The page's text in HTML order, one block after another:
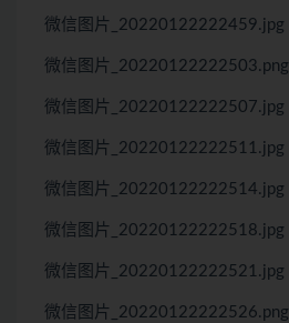
微信图片_20220122222459.jpg
微信图片_20220122222503.png
微信图片_20220122222507.jpg
微信图片_20220122222511.jpg
微信图片_20220122222514.jpg
微信图片_20220122222518.jpg
微信图片_20220122222521.jpg
微信图片_20220122222526.png